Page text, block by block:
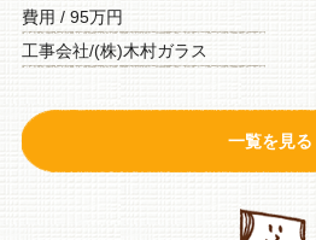
費用 / 95万円
工事会社/(株)木村ガラス
一覧を見る